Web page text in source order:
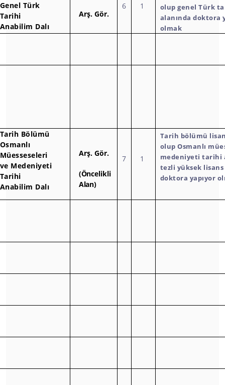
Genel Türk
Tarihi
Anabilim Dalı
Arş. Gör.
6 1
olup genel Türk
alanında doktora
olmak
Tarih Bölümü
Osmanlı
Müesseseleri
ve Medeniyeti
Tarihi
Anabilim Dalı
Arş. Gör.
(Öncelikli
Alan)
7 1
Tarih bölümü
olup Osmanlı
medeniyeti tarihi
tezli yüksek lisans
doktora yapıyor